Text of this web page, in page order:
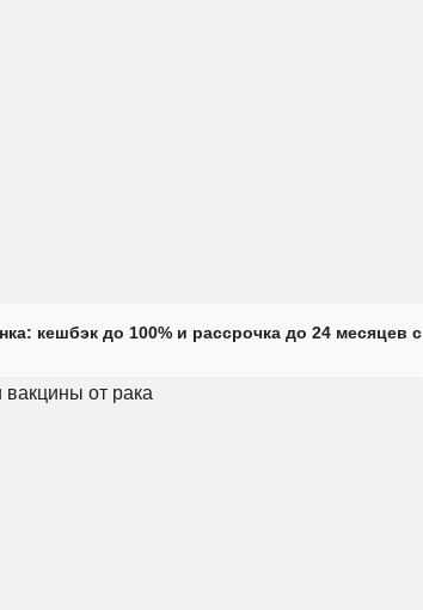
кешбэк до 100% и рассрочка до 24 месяцев с